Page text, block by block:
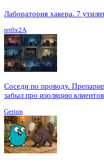
Лаборатория хакера. 7
ret0x2A
Соседи по проводу.
забыл про изоляцию клиентов
Gerion